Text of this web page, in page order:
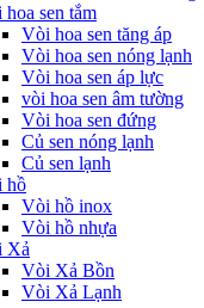
sen tắm
Vòi hoa sen tăng áp
Vòi hoa sen nóng lạnh
Vòi hoa sen áp lực
vòi hoa sen âm tường
Vòi hoa sen đứng
Củ sen nóng lạnh
Củ sen lạnh
hồ
Vòi hồ inox
Vòi hồ nhựa
Xả
Vòi Xả Bồn
Vòi Xả Lạnh